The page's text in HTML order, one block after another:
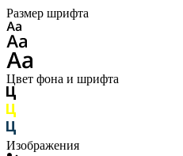
Размер шрифта
Цвет фона и шрифта
Изображения